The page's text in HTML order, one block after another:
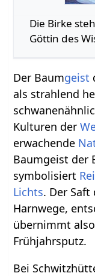
Die Birke
Göttin des
Der Baumgeist
als strahlend
Kulturen der
erwachende
Baumgeist der
symbolisiert
Lichts. Der
Harnwege,
übernimmt
Frühjahrsputz.
Bei